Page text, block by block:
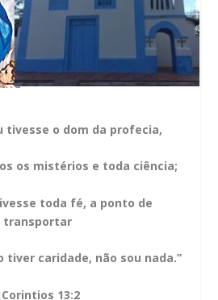
tivesse o dom da profecia,
os mistérios e toda ciência;
toda fé, a ponto de
transportar
tiver caridade, não sou nada.”
13:2